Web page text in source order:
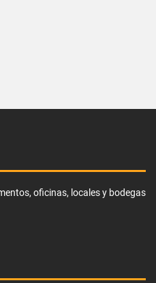
oficinas, locales y bodegas